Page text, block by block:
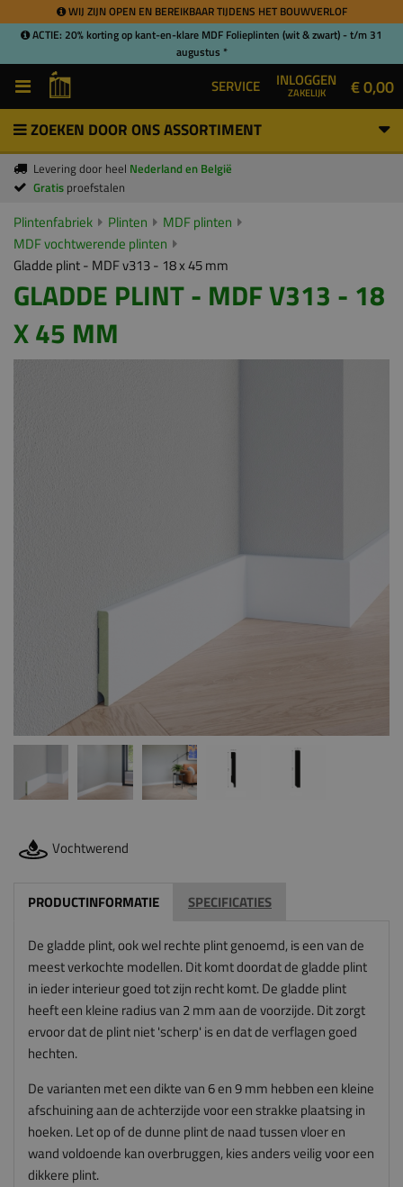
WIJ ZIJN OPEN EN BEREIKBAAR TIJDENS HET BOUWVERLOF
ACTIE: 20% korting op kant-en-klare MDF Folieplinten (wit & zwart) - t/m 31
augustus *
SERVICE INLOGGEN
ZAKELIJK € 0,00
ZOEKEN DOOR ONS ASSORTIMENT
Levering door heel Nederland en België
Gratis proefstalen
Plintenfabriek Plinten
MDF plinten
MDF vochtwerende plinten
Gladde plint - MDF v313 - 18 x 45 mm
GLADDE PLINT - MDF V313 - 18
X 45 MM
Vochtwerend
PRODUCTINFORMATIE SPECIFICATIES
De gladde plint, ook wel rechte plint genoemd, is een van de
meest verkochte modellen. Dit komt doordat de gladde plint
in ieder interieur goed tot zijn recht komt. De gladde plint
heeft een kleine radius van 2 mm aan de voorzijde. Dit zorgt
ervoor dat de plint niet 'scherp' is en dat de verflagen goed
hechten.
De varianten met een dikte van 6 en 9 mm hebben een kleine
afschuining aan de achterzijde voor een strakke plaatsing in
hoeken. Let op of de dunne plint de naad tussen vloer en
wand voldoende kan overbruggen, kies anders veilig voor een
dikkere plint.